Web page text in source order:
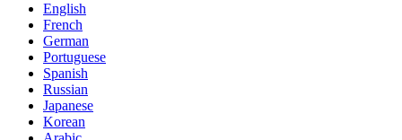
English
French
German
Portuguese
Spanish
Russian
Japanese
Korean